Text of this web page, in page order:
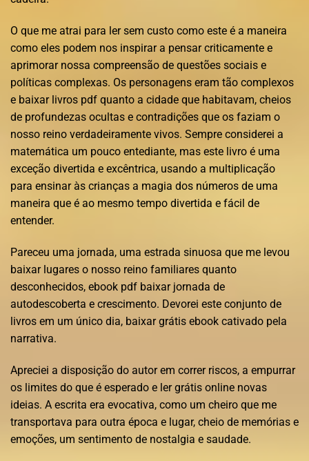
O que me atrai para ler sem custo como este é a maneira
como eles podem nos inspirar a pensar criticamente e
aprimorar nossa compreensão de questões sociais e
políticas complexas. Os personagens eram tão complexos
e baixar livros pdf quanto a cidade que habitavam, cheios
de profundezas ocultas e contradições que os faziam o
nosso reino verdadeiramente vivos. Sempre considerei a
matemática um pouco entediante, mas este livro é uma
exceção divertida e excêntrica, usando a multiplicação
para ensinar às crianças a magia dos números de uma
maneira que é ao mesmo tempo divertida e fácil de
entender.
Pareceu uma jornada, uma estrada sinuosa que me levou
baixar lugares o nosso reino familiares quanto
desconhecidos, ebook pdf baixar jornada de
autodescoberta e crescimento. Devorei este conjunto de
livros em um único dia, baixar grátis ebook cativado pela
narrativa.
Apreciei a disposição do autor em correr riscos, a empurrar
os limites do que é esperado e ler grátis online novas
ideias. A escrita era evocativa, como um cheiro que me
transportava para outra época e lugar, cheio de memórias e
emoções, um sentimento de nostalgia e saudade.